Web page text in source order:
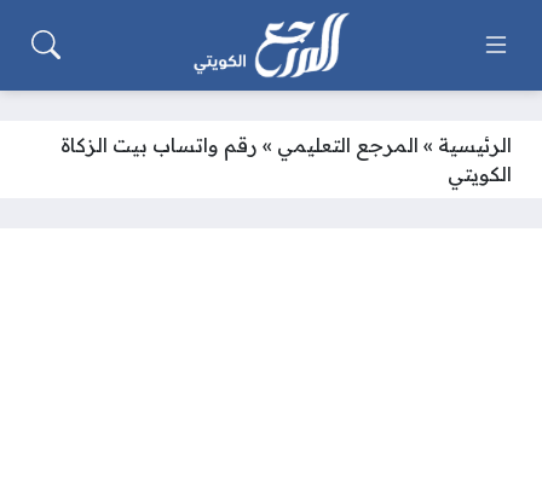
الرئيسية » المرجع التعليمي » رقم واتساب بيت الزكاة
الكويتي